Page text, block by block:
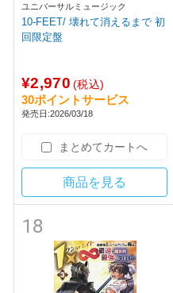
ユニバーサルミュージック
10-FEET/ 壊れて消えるまで 初
回限定盤
¥2,970 (税込)
30ポイントサービス
発売日:2026/03/18
まとめてカートへ
商品を見る
18